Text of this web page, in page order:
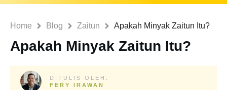
Home Blog Zaitun Apakah Minyak Zaitun Itu?
Apakah Minyak Zaitun Itu?
DITULIS OLEH:
FERY IRAWAN